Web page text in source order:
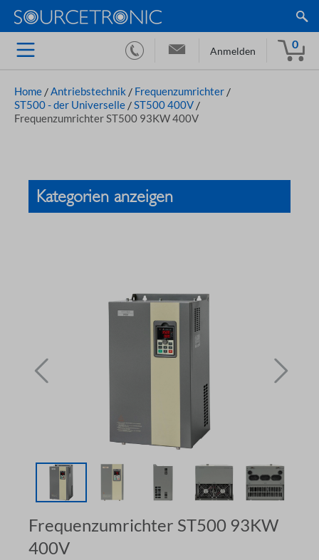
Anmelden
0
Home /Antriebstechnik / Frequenzumrichter /
ST500 - der Universelle /ST500 400V /
Frequenzumrichter ST500 93KW 400V
Kategorien anzeigen
Frequenzumrichter ST500 93KW
400V